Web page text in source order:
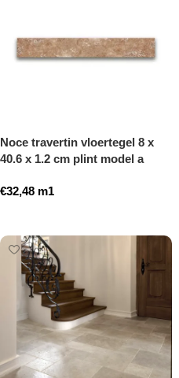
Noce travertin vloertegel 8 x
40.6 x 1.2 cm plint model a
€32,48 m1